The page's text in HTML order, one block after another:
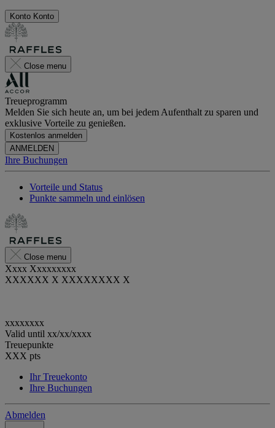
Konto Konto
Close menu
Treueprogramm
Melden Sie sich heute an, um bei jedem Aufenthalt zu sparen und
exklusive Vorteile zu genießen.
Kostenlos anmelden
ANMELDEN
Ihre Buchungen
Vorteile und Status
Punkte sammeln und einlösen
Close menu
Xxxx Xxxxxxxxx
XXXXXX X XXXXXXXX X
xxxxxxxx
Valid until xx/xx/xxxx
Treuepunkte
XXX pts
Ihr Treuekonto
Ihre Buchungen
Abmelden